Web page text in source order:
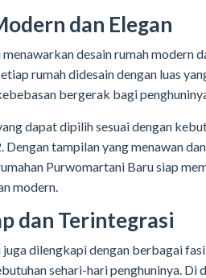
dan Elegan
desain rumah modern
rumah didesain dengan luas
bergerak bagi
dapat dipilih sesuai dengan
tampilan yang menawan
Purwomartani Baru siap
modern.
dan Terintegrasi
dilengkapi dengan berbagai
sehari-hari penghuninya. Di